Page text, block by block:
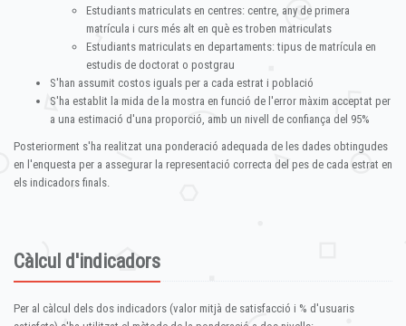
Estudiants matriculats en centres: centre, any de primera
matrícula i curs més alt en què es troben matriculats
Estudiants matriculats en departaments: tipus de matrícula en
estudis de doctorat o postgrau
S'han assumit costos iguals per a cada estrat i població
S'ha establit la mida de la mostra en funció de l'error màxim acceptat per
a una estimació d'una proporció, amb un nivell de confiança del 95%
Posteriorment s'ha realitzat una ponderació adequada de les dades obtingudes
en l'enquesta per a assegurar la representació correcta del pes de cada estrat en
els indicadors finals.
Càlcul d'indicadors
Per al càlcul dels dos indicadors (valor mitjà de satisfacció i % d'usuaris